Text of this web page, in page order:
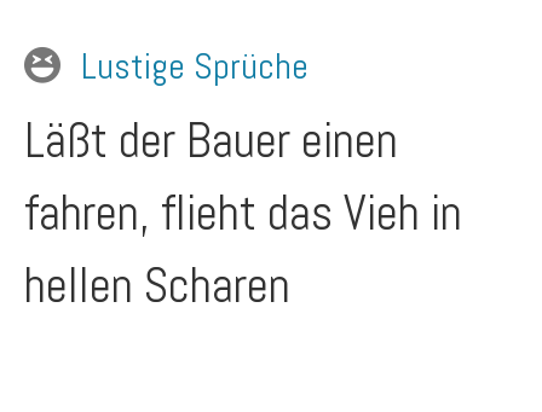
Lustige Sprüche
Läßt der Bauer einen
fahren, flieht das Vieh in
hellen Scharen